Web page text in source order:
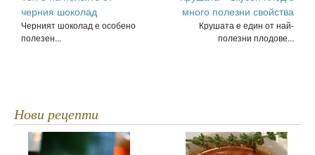
черния шоколад
Черният шоколад е особено
полезен...
много полезни свойства
Крушата е един от най-
полезни плодове...
Нови рецепти